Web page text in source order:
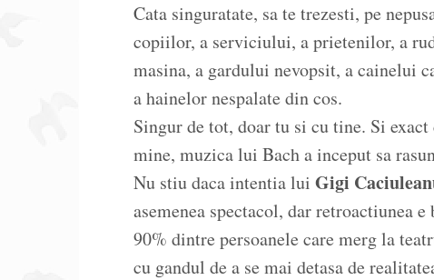
Cata singuratate, sa te trezesti, pe
copiilor, a serviciului, a prietenilor, a
masina, a gardului nevopsit, a cainelui
a hainelor nespalate din cos.
Singur de tot, doar tu si cu tine. Si
mine, muzica lui Bach a inceput sa
Nu stiu daca intentia lui Gigi
asemenea spectacol, dar retroactiunea
90% dintre persoanele care merg la
cu gandul de a se mai detasa de